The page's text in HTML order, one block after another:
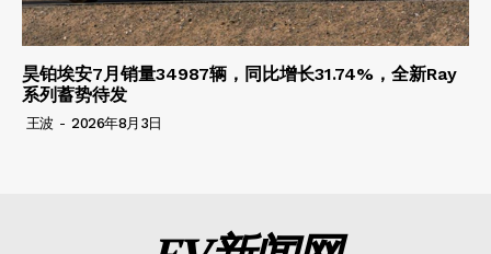
昊铂埃安7月销量34987辆，同比增长31.74%，全新Ray
系列蓄势待发
王波 - 2026年8月3日